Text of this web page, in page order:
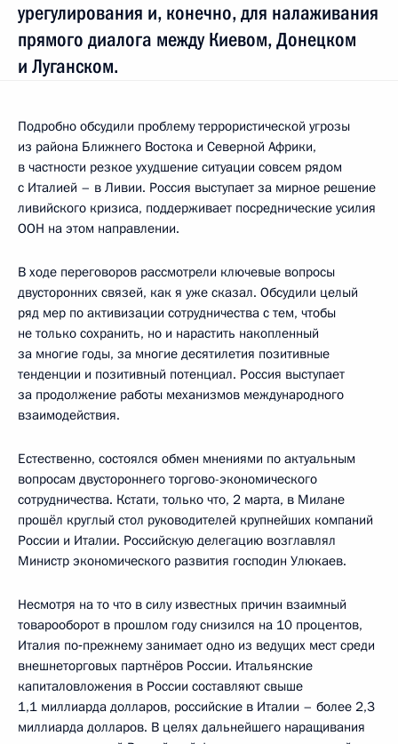
урегулирования и, конечно, для налаживания
прямого диалога между Киевом, Донецком
и Луганском.
Подробно обсудили проблему террористической угрозы
из района Ближнего Востока и Северной Африки,
в частности резкое ухудшение ситуации совсем рядом
с Италией – в Ливии. Россия выступает за мирное решение
ливийского кризиса, поддерживает посреднические усилия
ООН на этом направлении.
В ходе переговоров рассмотрели ключевые вопросы
двусторонних связей, как я уже сказал. Обсудили целый
ряд мер по активизации сотрудничества с тем, чтобы
не только сохранить, но и нарастить накопленный
за многие годы, за многие десятилетия позитивные
тенденции и позитивный потенциал. Россия выступает
за продолжение работы механизмов международного
взаимодействия.
Естественно, состоялся обмен мнениями по актуальным
вопросам двустороннего торгово-экономического
сотрудничества. Кстати, только что, 2 марта, в Милане
прошёл круглый стол руководителей крупнейших компаний
России и Италии. Российскую делегацию возглавлял
Министр экономического развития господин Улюкаев.
Несмотря на то что в силу известных причин взаимный
товарооборот в прошлом году снизился на 10 процентов,
Италия по‑прежнему занимает одно из ведущих мест среди
внешнеторговых партнёров России. Итальянские
капиталовложения в России составляют свыше
1,1 миллиарда долларов, российские в Италии – более 2,3
миллиарда долларов. В целях дальнейшего наращивания